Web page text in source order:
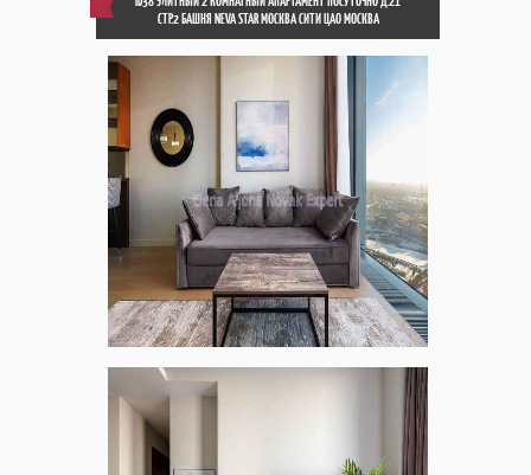
СТР.2 БАШНЯ NEVA STAR МОСКВА СИТИ ЦАО МОСКВА